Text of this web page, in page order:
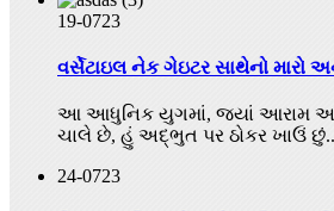
19-0723
વર્સેટાઇલ નેક ગેઇટર સાથેનો
આ આધુનિક યુગમાં, જ્યાં આરામ અને
ચાલે છે, હું અદ્ભુત પર ઠોકર ખાઉં
24-0723